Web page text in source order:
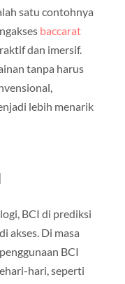
satu contohnya
baccarat
dan imersif.
tanpa harus
lebih menarik
BCI di prediksi
akses. Di masa
BCI
hari, seperti